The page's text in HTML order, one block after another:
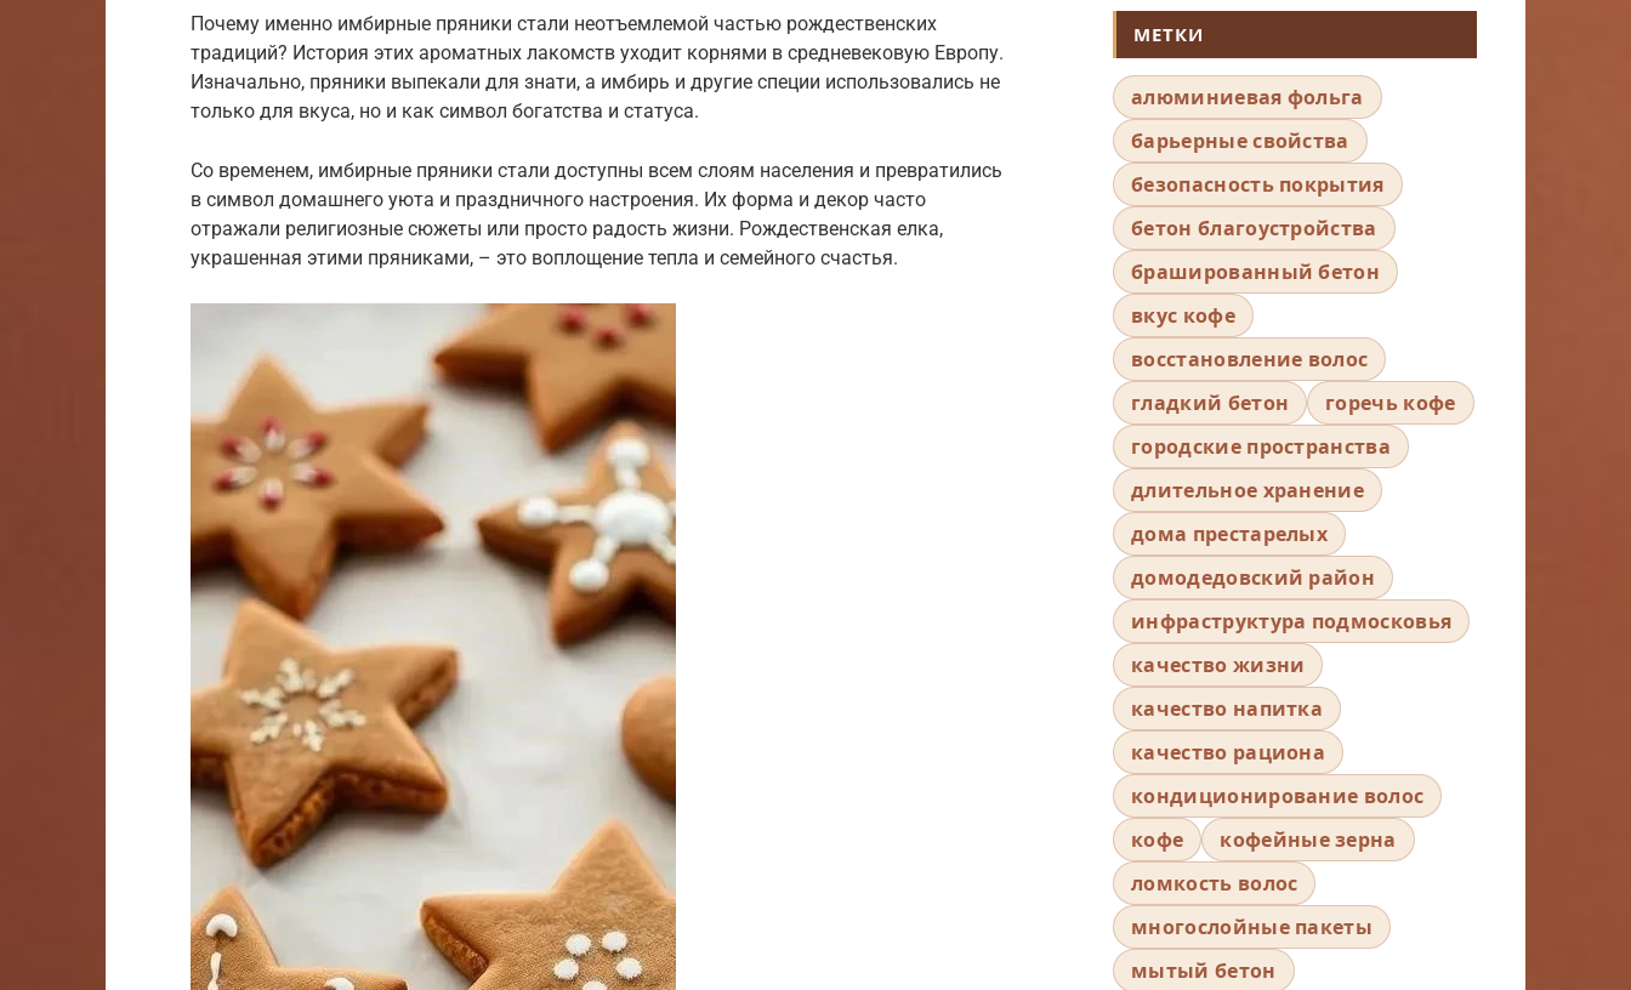
Почему именно имбирные пряники стали неотъемлемой частью рождественских
традиций? История этих ароматных лакомств уходит корнями в средневековую Европу.
Изначально, пряники выпекали для знати, а имбирь и другие специи использовались не
только для вкуса, но и как символ богатства и статуса.
Со временем, имбирные пряники стали доступны всем слоям населения и превратились
в символ домашнего уюта и праздничного настроения. Их форма и декор часто
отражали религиозные сюжеты или просто радость жизни. Рождественская елка,
украшенная этими пряниками, – это воплощение тепла и семейного счастья.
МЕТКИ
алюминиевая фольга
барьерные свойства
безопасность покрытия
бетон благоустройства
брашированный бетон
вкус кофе
восстановление волос
гладкий бетон
горечь кофе
городские пространства
длительное хранение
дома престарелых
домодедовский район
инфраструктура подмосковья
качество жизни
качество напитка
качество рациона
кондиционирование волос
кофе
кофейные зерна
ломкость волос
многослойные пакеты
мытый бетон